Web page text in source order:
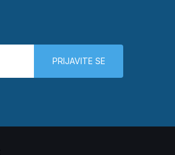
PRIJAVITE SE